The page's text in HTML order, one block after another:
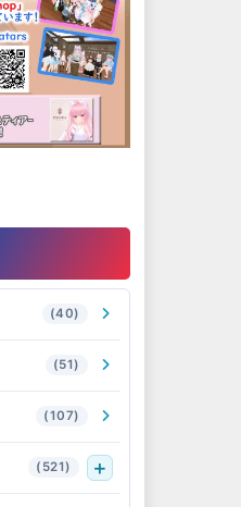
(40)
(51)
(107)
(521)